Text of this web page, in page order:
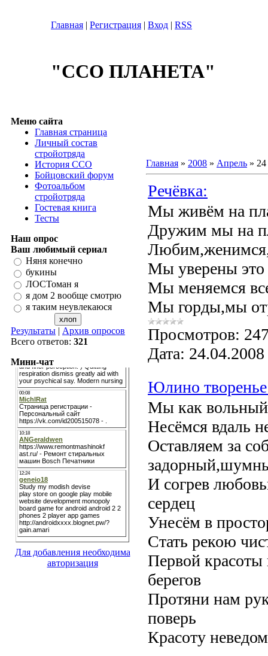
Главная | Регистрация | Вход | RSS
"ССО ПЛАНЕТА"
Меню сайта
Главная страница
Личный состав
стройотряда
История ССО
Бойцовский форум
Фотоальбом
стройотряда
Гостевая книга
Тесты
Наш опрос
Ваш любимый сериал
Няня конечно
букины
ЛОСТоман я
я дом 2 вообще смотрю
я таким неувлекаюся
Результаты | Архив опросов
Всего ответов: 321
Мини-чат
Для добавления необходима
авторизация
Главная » 2008 » Апрель » 24
Речёвка:
Мы живём на
Дружим мы на
Мы уверены это
Мы меняемся
Мы горды,мы
Просмотров:
Дата: 24.04.2008
Юлино
Мы как вольный
Несёмся вдаль
Оставляем за
И согрев
сердец
Унесём в
Стать рекою
Первой
берегов
Протяни нам
поверь
Красоту